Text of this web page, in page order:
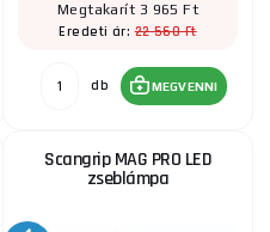
Megtakarít 3 965 Ft
Eredeti ár:22 560 Ft
db MEGVENNI
Scangrip MAG PRO LED
zseblámpa